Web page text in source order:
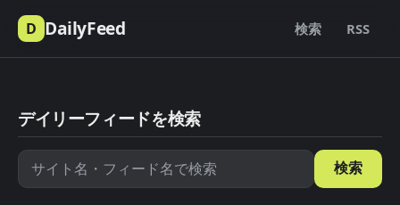
D DailyFeed 検索 RSS
デイリーフィードを検索
検索